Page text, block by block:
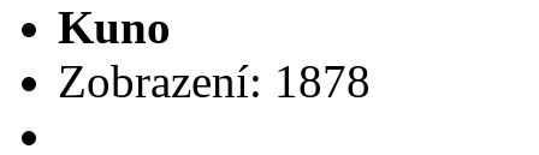
Kuno
Zobrazení: 1878